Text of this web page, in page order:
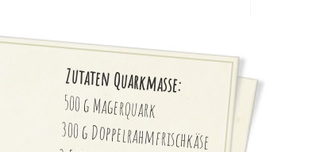
Zutaten Quarkmasse:
500 g Magerquark
300 g Doppelrahmfrischkäse